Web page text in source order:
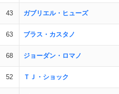
43 ガブリエル・ヒューズ
63 ブラス・カスタノ
68 ジョーダン・ロマノ
52 ＴＪ・ショック